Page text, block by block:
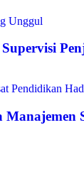
Manajemen